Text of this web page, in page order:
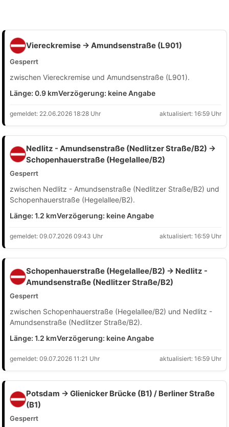
Viereckremise → Amundsenstraße (L901)
Gesperrt
zwischen Viereckremise und Amundsenstraße (L901).
Länge: 0.9 kmVerzögerung: keine Angabe
gemeldet: 22.06.2026 18:28 Uhr aktualisiert: 16:59 Uhr
Nedlitz - Amundsenstraße (Nedlitzer Straße/B2) →
Schopenhauerstraße (Hegelallee/B2)
Gesperrt
zwischen Nedlitz - Amundsenstraße (Nedlitzer Straße/B2) und
Schopenhauerstraße (Hegelallee/B2).
Länge: 1.2 kmVerzögerung: keine Angabe
gemeldet: 09.07.2026 09:43 Uhr aktualisiert: 16:59 Uhr
Schopenhauerstraße (Hegelallee/B2) → Nedlitz -
Amundsenstraße (Nedlitzer Straße/B2)
Gesperrt
zwischen Schopenhauerstraße (Hegelallee/B2) und Nedlitz -
Amundsenstraße (Nedlitzer Straße/B2).
Länge: 1.2 kmVerzögerung: keine Angabe
gemeldet: 09.07.2026 11:21 Uhr aktualisiert: 16:59 Uhr
Potsdam → Glienicker Brücke (B1) / Berliner Straße
(B1)
Gesperrt